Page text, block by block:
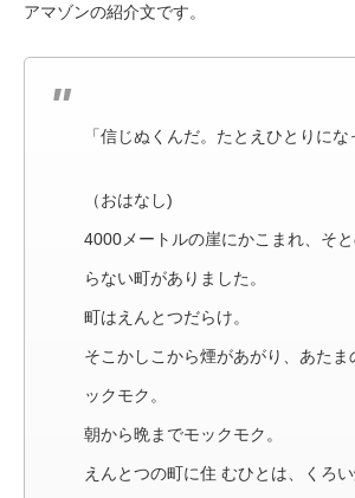
アマゾンの紹介文です。
「信じぬくんだ。たとえひとりにな
（おはなし)
4000メートルの崖にかこまれ、そ
らない町がありました。
町はえんとつだらけ。
そこかしこから煙があがり、あたま
ックモク。
朝から晩までモックモク。
えんとつの町に住 むひとは、くろ